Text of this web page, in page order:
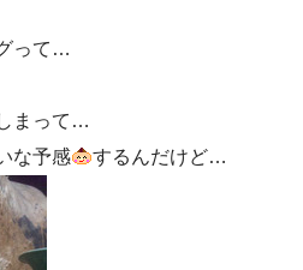
って…
まって…
な予感
するんだけど…